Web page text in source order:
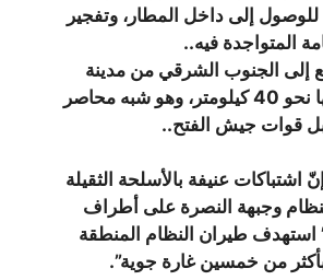
إلى داخل المطار، وتفجير
المتواجدة فيه..
إلى الجنوب الشرقي من مدينة
سراقب، ويبعد عنها نحو 40 كيلومتر، وهو شبه محاصر
قوات جيش الفتح..
اشتباكات عنيفة بالأسلحة الثقيلة
وجبهة النصرة على أطراف
استهدف طيران النظام المنطقة
من خمسين غارة جوية”.